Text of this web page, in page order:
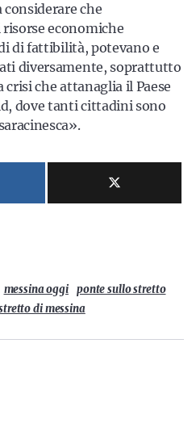
considerare che
economiche
di fattibilità, potevano e
diversamente, soprattutto
che attanaglia il Paese
dove tanti cittadini sono
messina oggi ponte sullo stretto
di messina